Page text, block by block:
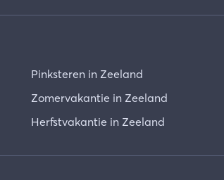
Pinksteren in Zeeland
Zomervakantie in Zeeland
Herfstvakantie in Zeeland